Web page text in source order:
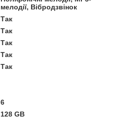
мелодії, Вібродзвінок
Так
Так
Так
Так
Так
6
128 GB